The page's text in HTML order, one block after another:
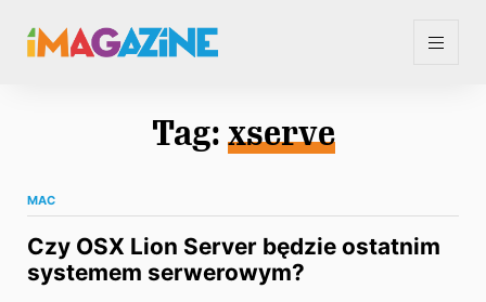
Tag: xserve
MAC
Czy OSX Lion Server będzie ostatnim
systemem serwerowym?